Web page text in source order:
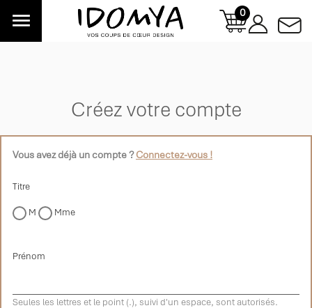
 0
Créez votre compte
Vous avez déjà un compte ?Connectez-vous !
Titre
M Mme
Prénom
Seules les lettres et le point (.), suivi d'un espace, sont autorisés.